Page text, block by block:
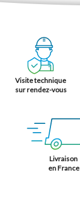
Visite technique
sur rendez-vous
Livraison
en France